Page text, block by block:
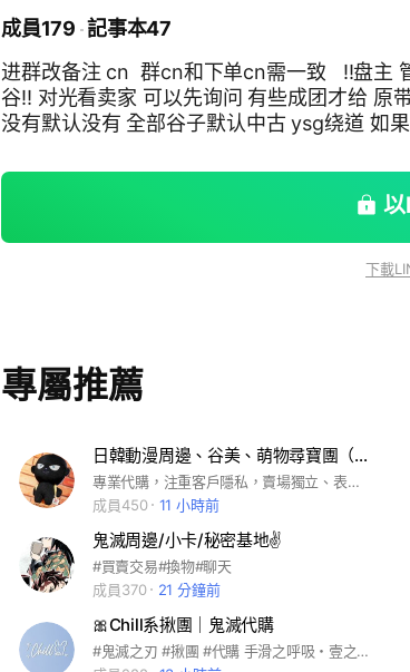
成員179 記事本47
进群改备注 cn 群cn和下单cn需一致 ‼️盘主
谷‼️ 对光看卖家 可以先询问 有些成团才给 原带默认看图上 图上有默认有
没有默认没有 全部谷子默认中古 ysg绕道 如
下載
專屬推薦
日韓動漫周邊、谷美、萌物尋寶團（隨時連線）
專業代購，注重客戶隱私，賣場獨立、表單獨立，可私訊喊單 主要會經營老闆比較熟的IP，如果沒看到某IP可能是因為老闆沒看，怕搞錯很多東西，不會因為熱門就隨意開團 偶爾會有老闆掉落的周邊，預防性多叫的貨，可以直接買，到貨時間比較快 #鬼滅之刃 #獵人 #Jojo #日本動漫 #寶可夢 #數碼寶貝 #咒術迴戰
成員450
11 小時前
鬼滅周邊/小卡/秘密基地✌️
#買賣交易#換物#聊天
成員370
21 分鐘前
🎀Chill系揪團｜鬼滅代購
#鬼滅之刃 #揪團 #代購 手滑之呼吸・壹之型：再來一抽 使用呼吸法前請先確認錢包狀態💸